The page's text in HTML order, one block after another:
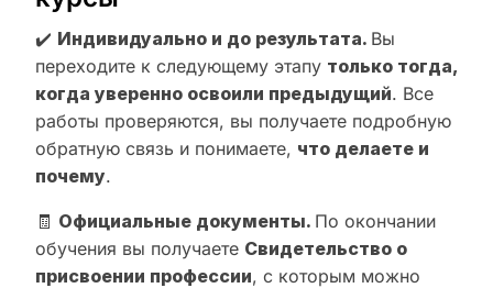
✔️ Индивидуально и до результата. Вы
переходите к следующему этапу только тогда,
когда уверенно освоили предыдущий. Все
работы проверяются, вы получаете подробную
обратную связь и понимаете, что делаете и
почему.
🧾 Официальные документы. По окончании
обучения вы получаете Свидетельство о
присвоении профессии, с которым можно